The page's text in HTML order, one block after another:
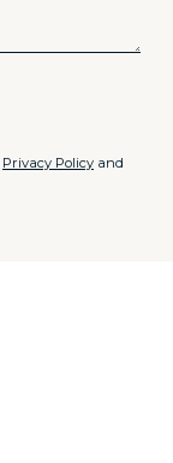
Privacy Policy and